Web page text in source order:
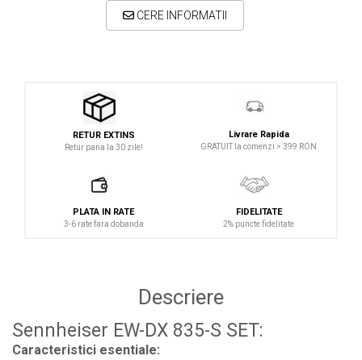
Monitoare de studio
Protectii antifonice pentru urechi
Subwoofere de studio
CERE INFORMATII
RETUR EXTINS
Retur pana la 30 zile!
Livrare Rapida
GRATUIT la comenzi > 399 RON
PLATA IN RATE
3-6 rate fara dobanda
FIDELITATE
2% puncte fidelitate
Descriere
Sennheiser EW-DX 835-S SET:
Caracteristici esentiale: